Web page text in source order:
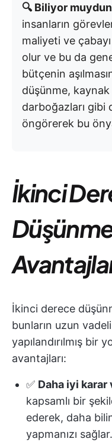
🔍 Biliyor
insanların
maliyeti ve
olur ve bu da
bütçenin
düşünme, kaynak
darboğazları gibi
öngörerek bu
İkinci
İkinci derece
bunların uzun
yapılandırılmış bir
avantajları:
✅ Daha iyi karar
kapsamlı bir
ederek, daha
yapmanızı